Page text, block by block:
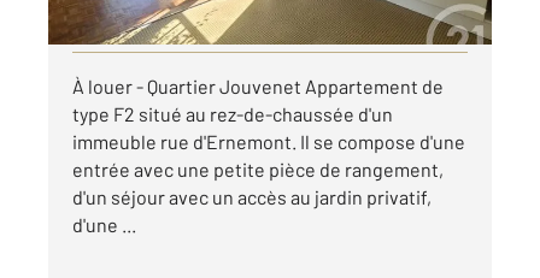
Visiter le site dédié
À louer - Quartier Jouvenet Appartement de
type F2 situé au rez-de-chaussée d'un
immeuble rue d'Ernemont. Il se compose d'une
entrée avec une petite pièce de rangement,
d'un séjour avec un accès au jardin privatif,
d'une ...